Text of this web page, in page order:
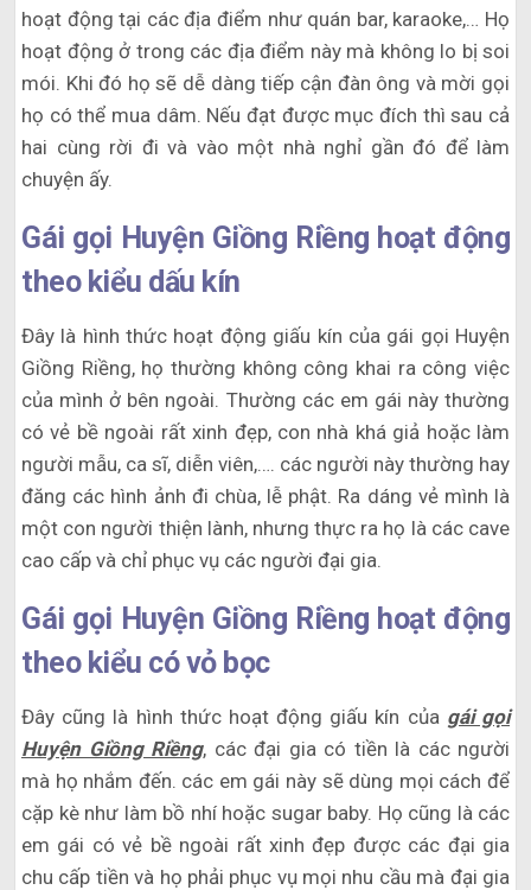
hoạt động tại các địa điểm như quán bar, karaoke,… Họ
hoạt động ở trong các địa điểm này mà không lo bị soi
mói. Khi đó họ sẽ dễ dàng tiếp cận đàn ông và mời gọi
họ có thể mua dâm. Nếu đạt được mục đích thì sau cả
hai cùng rời đi và vào một nhà nghỉ gần đó để làm
chuyện ấy.
Gái gọi Huyện Giồng Riềng hoạt động
theo kiểu dấu kín
Đây là hình thức hoạt động giấu kín của gái gọi Huyện
Giồng Riềng, họ thường không công khai ra công việc
của mình ở bên ngoài. Thường các em gái này thường
có vẻ bề ngoài rất xinh đẹp, con nhà khá giả hoặc làm
người mẫu, ca sĩ, diễn viên,…. các người này thường hay
đăng các hình ảnh đi chùa, lễ phật. Ra dáng vẻ mình là
một con người thiện lành, nhưng thực ra họ là các cave
cao cấp và chỉ phục vụ các người đại gia.
Gái gọi Huyện Giồng Riềng hoạt động
theo kiểu có vỏ bọc
Đây cũng là hình thức hoạt động giấu kín của gái gọi
Huyện Giồng Riềng, các đại gia có tiền là các người
mà họ nhắm đến. các em gái này sẽ dùng mọi cách để
cặp kè như làm bồ nhí hoặc sugar baby. Họ cũng là các
em gái có vẻ bề ngoài rất xinh đẹp được các đại gia
chu cấp tiền và họ phải phục vụ mọi nhu cầu mà đại gia